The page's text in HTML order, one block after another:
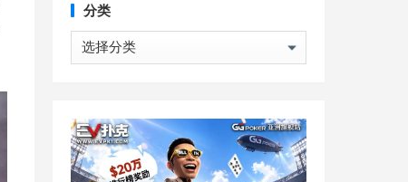
分类
分
类